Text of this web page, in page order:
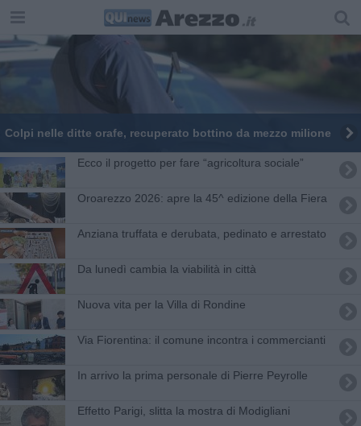
​Colpi nelle ditte orafe, recuperato bottino da mezzo milione
Ecco il progetto per fare “agricoltura sociale”
Oroarezzo 2026: apre la 45^ edizione della Fiera
Anziana truffata e derubata, pedinato e arrestato
Da lunedì cambia la viabilità in città
​Nuova vita per la Villa di Rondine
Via Fiorentina: il comune incontra i commercianti
In arrivo la prima personale di Pierre Peyrolle
Effetto Parigi, slitta la mostra di Modigliani